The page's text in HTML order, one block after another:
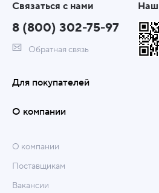
Связаться с нами
8 (800) 302-75-97
Обратная связь
Наш
Для покупателей
О компании
О компании
Поставщикам
Вакансии